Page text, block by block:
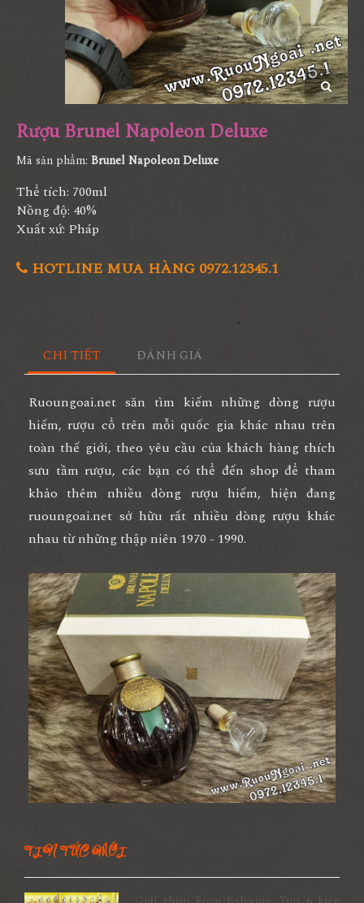
Rượu Brunel Napoleon Deluxe
Mã sản phẩm: Brunel Napoleon Deluxe
Thể tích: 700ml
Nồng độ: 40%
Xuất xứ: Pháp
HOTLINE MUA HÀNG 0972.12345.1
CHI TIẾT ĐÁNH GIÁ
Ruoungoai.net săn tìm kiếm những dòng rượu
hiếm, rượu cổ trên mỗi quốc gia khác nhau trên
toàn thế giới, theo yêu cầu của khách hàng thích
sưu tầm rượu, các bạn có thể đến shop để tham
khảo thêm nhiều dòng rượu hiếm, hiện đang
ruoungoai.net sở hữu rất nhiều dòng rượu khác
nhau từ những thập niên 1970 - 1990.
TIN TỨC MỚI